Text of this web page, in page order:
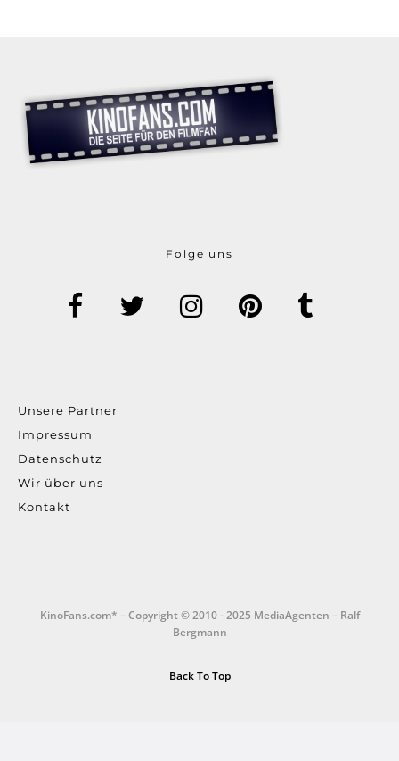
Folge uns
Unsere Partner
Impressum
Datenschutz
Wir über uns
Kontakt
KinoFans.com* – Copyright © 2010 - 2025 MediaAgenten – Ralf
Bergmann
Back To Top